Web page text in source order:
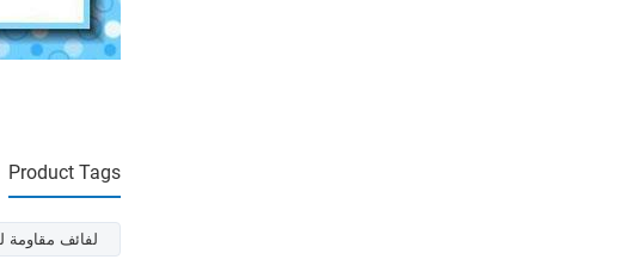
Product Tags
لفائف مقاومة